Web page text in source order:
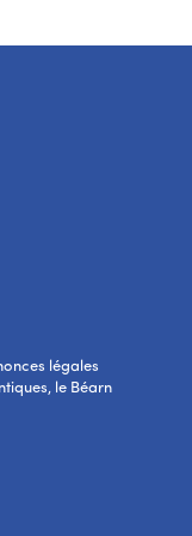
légales
le Béarn